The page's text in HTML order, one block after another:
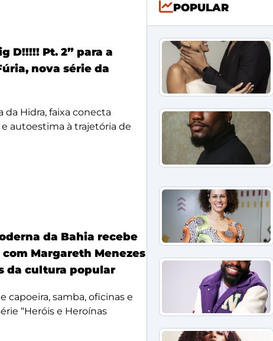
D!!!!! Pt. 2” para a
nova série da
da Hidra, faixa conecta
autoestima à trajetória de
da Bahia recebe
com Margareth Menezes
da cultura popular
capoeira, samba, oficinas e
“Heróis e Heroínas
POPULAR